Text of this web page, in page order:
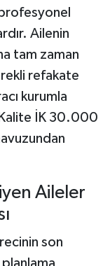
Ailenin
tam zaman
refakate
kurumla
İK 30.000
Aileler
son
planlama